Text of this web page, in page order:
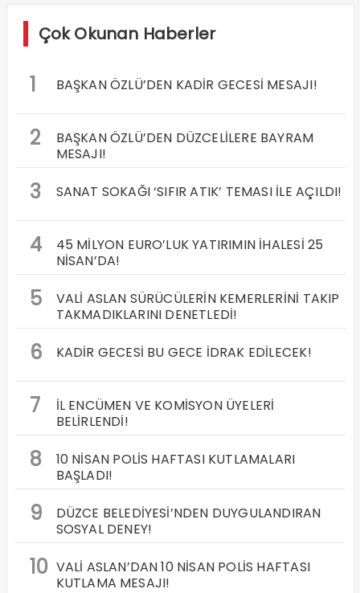
Çok Okunan Haberler
1 BAŞKAN ÖZLÜ’DEN KADİR GECESİ MESAJI!
2
BAŞKAN ÖZLÜ’DEN DÜZCELİLERE BAYRAM
MESAJI!
3 SANAT SOKAĞI ‘SIFIR ATIK’ TEMASI İLE AÇILDI!
4
45 MİLYON EURO’LUK YATIRIMIN İHALESİ 25
NİSAN’DA!
5
VALİ ASLAN SÜRÜCÜLERİN KEMERLERİNİ TAKIP
TAKMADIKLARINI DENETLEDİ!
6 KADİR GECESİ BU GECE İDRAK EDİLECEK!
7
İL ENCÜMEN VE KOMİSYON ÜYELERİ
BELİRLENDİ!
8
10 NİSAN POLİS HAFTASI KUTLAMALARI
BAŞLADI!
9
DÜZCE BELEDİYESİ’NDEN DUYGULANDIRAN
SOSYAL DENEY!
10 VALİ ASLAN’DAN 10 NİSAN POLİS HAFTASI
KUTLAMA MESAJI!